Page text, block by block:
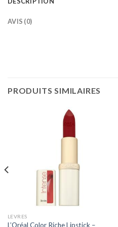
AVIS (0)
PRODUITS SIMILAIRES
LEVRES
L’Oréal Color Riche Lipstick –